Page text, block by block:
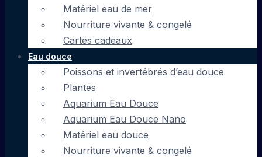
Matériel eau de mer
Nourriture vivante & congelé
Cartes cadeaux
Eau douce
Poissons et invertébrés d’eau douce
Plantes
Aquarium Eau Douce
Aquarium Eau Douce Nano
Matériel eau douce
Nourriture vivante & congelé